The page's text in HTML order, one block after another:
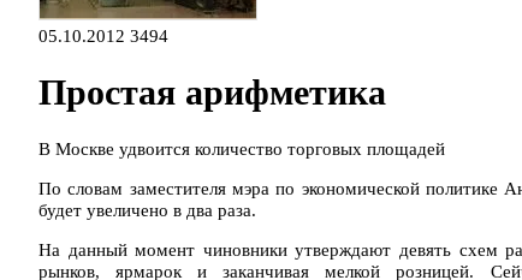
05.10.2012 3494
Простая арифметика
В Москве удвоится количество торговых площадей
По словам заместителя мэра по экономической политике
будет увеличено в два раза.
На данный момент чиновники утверждают девять схем
рынков, ярмарок и заканчивая мелкой розницей.